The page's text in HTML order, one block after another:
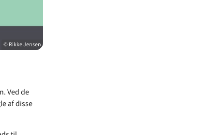
© Rikke Jensen
Ved de
af disse